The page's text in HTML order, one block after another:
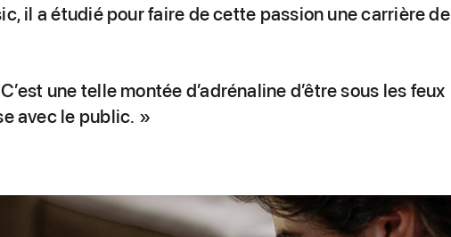
il a étudié pour faire de cette passion une carrière de
une telle montée d’adrénaline d’être sous les feux
avec le public. »